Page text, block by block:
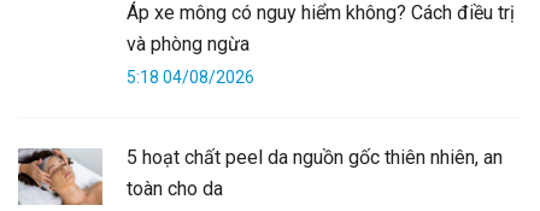
Áp xe mông có nguy hiểm không? Cách điều trị
và phòng ngừa
5:18 04/08/2026
5 hoạt chất peel da nguồn gốc thiên nhiên, an
toàn cho da